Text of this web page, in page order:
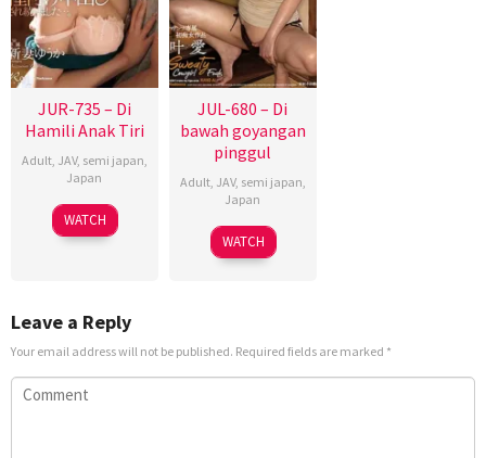
JUR-735 – Di
Hamili Anak Tiri
Adult JAV, semi japan
Japan
WATCH
JUL-680 – Di
bawah goyangan
pinggul
Adult, JAV, semi japan
Japan
WATCH
Leave a Reply
Your email address will not be published. Required fields are marked *